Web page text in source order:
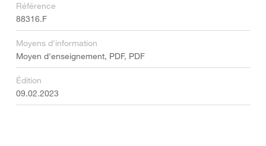
Référence
88316.F
Moyens d'information
Moyen d'enseignement, PDF, PDF
Édition
09.02.2023